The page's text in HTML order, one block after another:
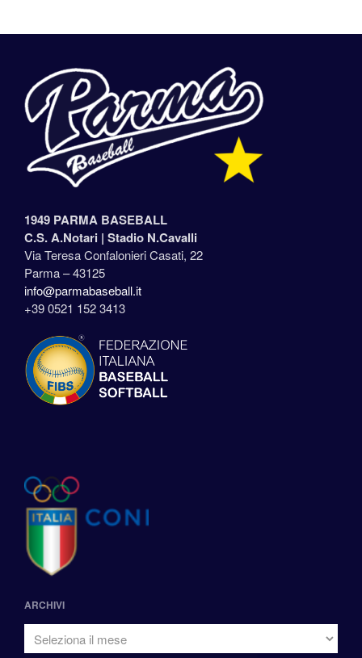
1949 PARMA BASEBALL
C.S. A.Notari | Stadio N.Cavalli
Via Teresa Confalonieri Casati, 22
Parma – 43125
info@parmabaseball.it
+39 0521 152 3413
ARCHIVI